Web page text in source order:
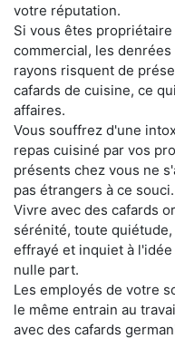
votre réputation.
Si vous êtes
commercial, les
rayons risquent de
cafards de cuisine, ce
affaires.
Vous souffrez d'une
repas cuisiné par vos
présents chez vous ne
pas étrangers à ce souci.
Vivre avec des cafards
sérénité, toute
effrayé et inquiet à
nulle part.
Les employés de votre
le même entrain au
avec des cafards